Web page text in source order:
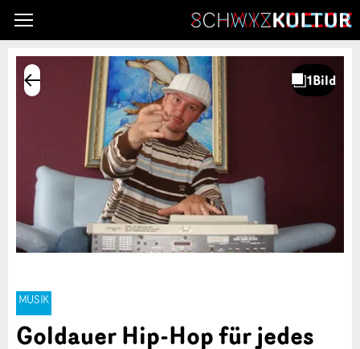
MUSIK
Goldauer Hip-Hop für jedes